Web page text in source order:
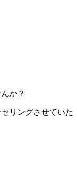
か？
リングさせていた